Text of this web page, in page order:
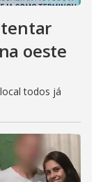
tentar
oeste
todos já